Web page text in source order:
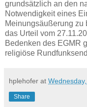
grundsätzlich an den
Notwendigkeit eines
Meinungsäußerung zu
das Urteil vom
Bedenken des EGMR
religiöse Rundfunk
hplehofer at
Share